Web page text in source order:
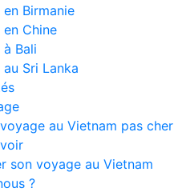
Birmanie
Chine
Bali
Sri Lanka
au Vietnam pas cher
son voyage au Vietnam
?